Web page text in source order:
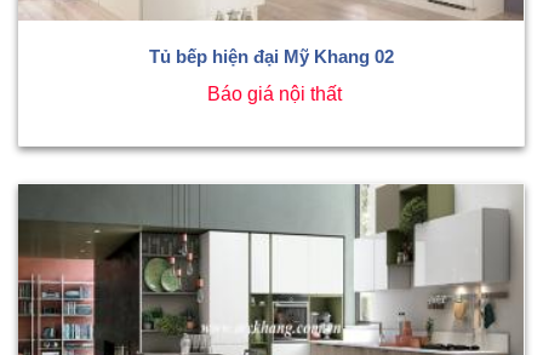
Tủ bếp hiện đại Mỹ Khang 02
Báo giá nội thất